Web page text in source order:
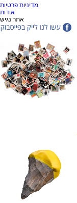
מדיניות פרטיות
אודות
אתר נגיש